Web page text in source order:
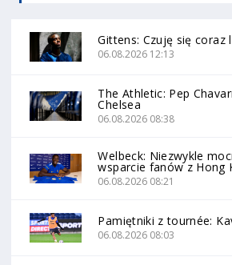
Gittens: Czuję się coraz
06.08.2026 12:13
The Athletic: Pep
Chelsea
06.08.2026 08:38
Welbeck: Niezwykle
wsparcie fanów z Hong
06.08.2026 08:21
Pamiętniki z tournée:
06.08.2026 08:03